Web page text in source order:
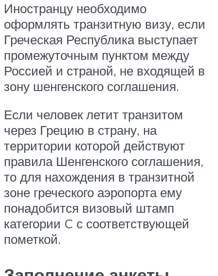
Иностранцу необходимо
оформлять транзитную визу, если
Греческая Республика выступает
промежуточным пунктом между
Россией и страной, не входящей в
зону шенгенского соглашения.
Если человек летит транзитом
через Грецию в страну, на
территории которой действуют
правила Шенгенского соглашения,
то для нахождения в транзитной
зоне греческого аэропорта ему
понадобится визовый штамп
категории C с соответствующей
пометкой.